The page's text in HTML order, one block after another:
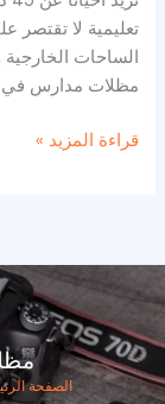
تعليمية لا تقتصر
الساحات
مظلات مدارس في
قراءة المزيد »
الصفحة